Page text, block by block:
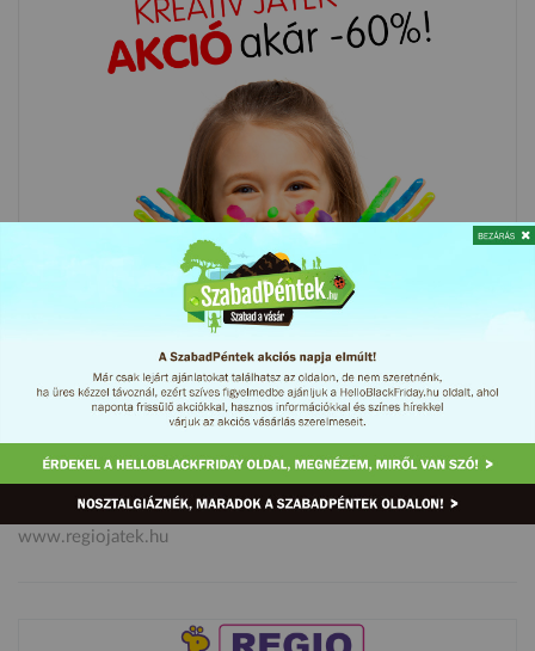
INGYEN SZÁLLÍTÁS 6000 Ft felett és kreatív játék akció, akár
-60%! Az ingyen szállítás akció csak 2017.03.03-án érvényes!
A kreatív játék akció a készlet erejéig tart! Siess, ne maradj le!
www.regiojatek.hu